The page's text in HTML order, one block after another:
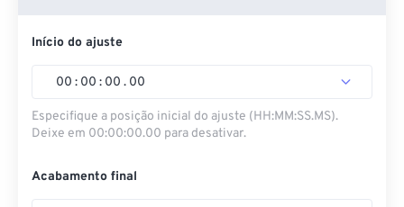
Início do ajuste
00 : 00 : 00 . 00
Especifique a posição inicial do ajuste (HH:MM:SS.MS).
Deixe em 00:00:00.00 para desativar.
Acabamento final